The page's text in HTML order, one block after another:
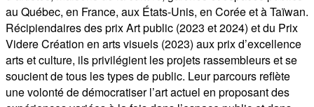
au Québec, en France, aux États-Unis, en Corée et à Taïwan.
Récipiendaires des prix Art public (2023 et 2024) et du Prix
Videre Création en arts visuels (2023) aux prix d’excellence
arts et culture, ils privilégient les projets rassembleurs et se
soucient de tous les types de public. Leur parcours reflète
une volonté de démocratiser l’art actuel en proposant des